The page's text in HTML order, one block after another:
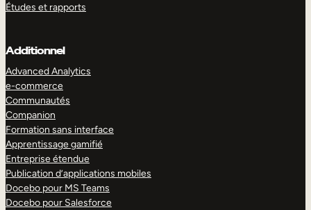
Études et rapports
Additionnel
Advanced Analytics
e-commerce
Communautés
Companion
Formation sans interface
Apprentissage gamifié
Entreprise étendue
Publication d’applications mobiles
Docebo pour MS Teams
Docebo pour Salesforce